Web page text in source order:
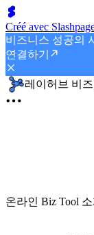
Créé avec
비즈니스 성공의
연결하기
레이허브 비
온라인 Biz Tool 소